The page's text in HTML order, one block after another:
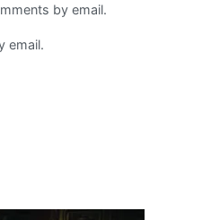
by email.
email.